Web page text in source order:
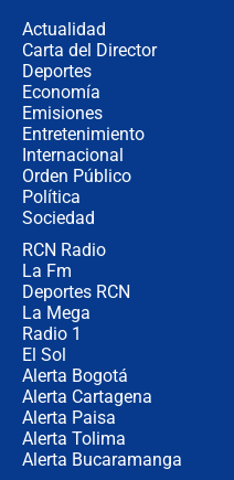
Actualidad
Carta del Director
Deportes
Economía
Emisiones
Entretenimiento
Internacional
Orden Público
Política
Sociedad
RCN Radio
La Fm
Deportes RCN
La Mega
Radio 1
El Sol
Alerta Bogotá
Alerta Cartagena
Alerta Paisa
Alerta Tolima
Alerta Bucaramanga